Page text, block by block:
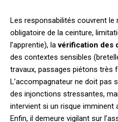
Les responsabilités couvrent
obligatoire de la ceinture,
l’apprentie), lavérification des
des contextes sensibles
travaux, passages piétons très
L’accompagnateur ne doit pas
des injonctions stressantes,
intervient si un risque imminent
Enfin, il demeure vigilant sur